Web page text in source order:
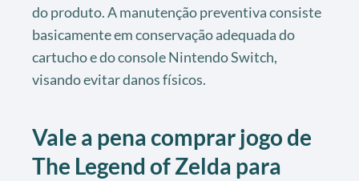
do produto. A manutenção preventiva consiste
basicamente em conservação adequada do
cartucho e do console Nintendo Switch,
visando evitar danos físicos.
Vale a pena comprar jogo de
The Legend of Zelda para